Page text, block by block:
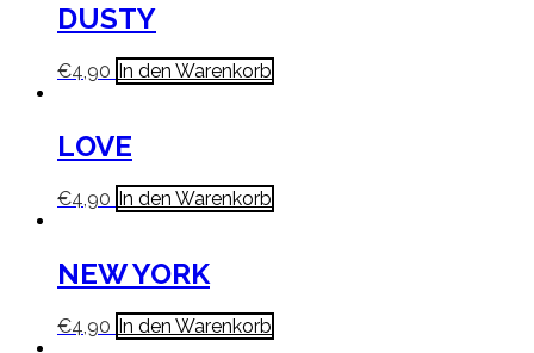
DUSTY
€4,90 In den Warenkorb
LOVE
€4,90 In den Warenkorb
NEW YORK
€4,90 In den Warenkorb